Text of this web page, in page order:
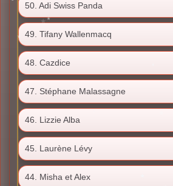
50. Adi Swiss Panda
49. Tifany Wallenmacq
48. Cazdice
47. Stéphane Malassagne
46. Lizzie Alba
45. Laurène Lévy
44. Misha et Alex